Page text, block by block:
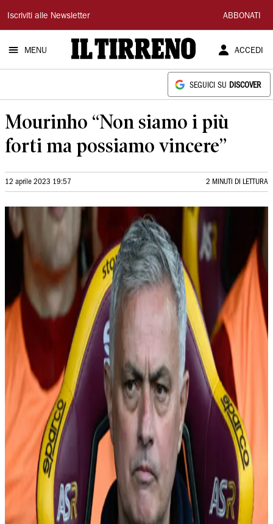
Il
Tirreno
Iscriviti alle Newsletter ABBONATI
MENU ACCEDI
SEGUICI SU DISCOVER
Mourinho “Non siamo i più
forti ma possiamo vincere”
12 aprile 2023 19:57 2 MINUTI DI LETTURA